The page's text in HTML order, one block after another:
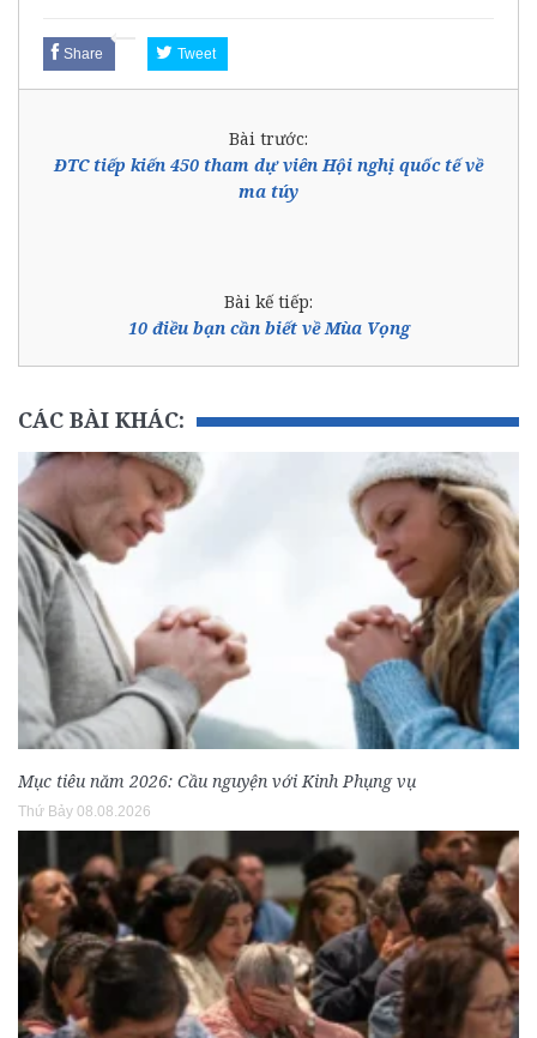
Share Tweet
Bài trước:
ĐTC tiếp kiến 450 tham dự viên Hội nghị quốc tế về
ma túy
Bài kế tiếp:
10 điều bạn cần biết về Mùa Vọng
CÁC BÀI KHÁC:
Mục tiêu năm 2026: Cầu nguyện với Kinh Phụng vụ
Thứ Bảy 08.08.2026